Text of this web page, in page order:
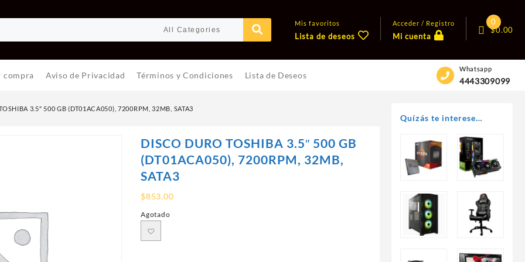
Mis favoritos
Lista de deseos
Acceder / Registro
Mi cuenta
0
$0.00
compra Aviso de Privacidad Términos y Condiciones Lista de Deseos
Whatsapp
4443309099
3.5″ 500 GB (DT01ACA050), 7200RPM, 32MB, SATA3
DISCO DURO TOSHIBA 3.5″ 500 GB
(DT01ACA050), 7200RPM, 32MB,
SATA3
$853.00
Agotado
Quízás te interese…